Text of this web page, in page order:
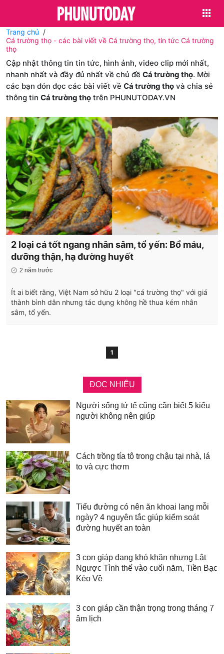
Trang chủ
Cá trường thọ - các bài viết về Cá trường thọ, tin tức Cá trường
thọ
Cập nhật thông tin tin tức, hình ảnh, video clip mới nhất,
nhanh nhất và đầy đủ nhất về chủ đề Cá trường thọ. Mời
các bạn đón đọc các bài viết về Cá trường thọ và chia sẻ
thông tin Cá trường thọ trên PHUNUTODAY.VN
2 loại cá tốt ngang nhân sâm, tổ yến: Bổ máu,
dưỡng thận, hạ đường huyết
2 năm trước
Ít ai biết rằng, Việt Nam sở hữu 2 loại "cá trường thọ" với giá
thành bình dân nhưng tác dụng không hề thua kém nhân
sâm, tổ yến.
1
ĐỌC NHIỀU
Người sống tử tế cũng cần biết 5 kiểu
người không nên giúp
Cách trồng tía tô trong chậu tại nhà, lá
to và cực thơm
Tiểu đường có nên ăn khoai lang mỗi
ngày? 4 nguyên tắc giúp kiểm soát
đường huyết an toàn
3 con giáp đang khó khăn nhưng Lật
Ngược Tình thế vào cuối năm, Tiền Bạc
Kéo Về
3 con giáp cần thận trọng trong tháng 7
âm lịch